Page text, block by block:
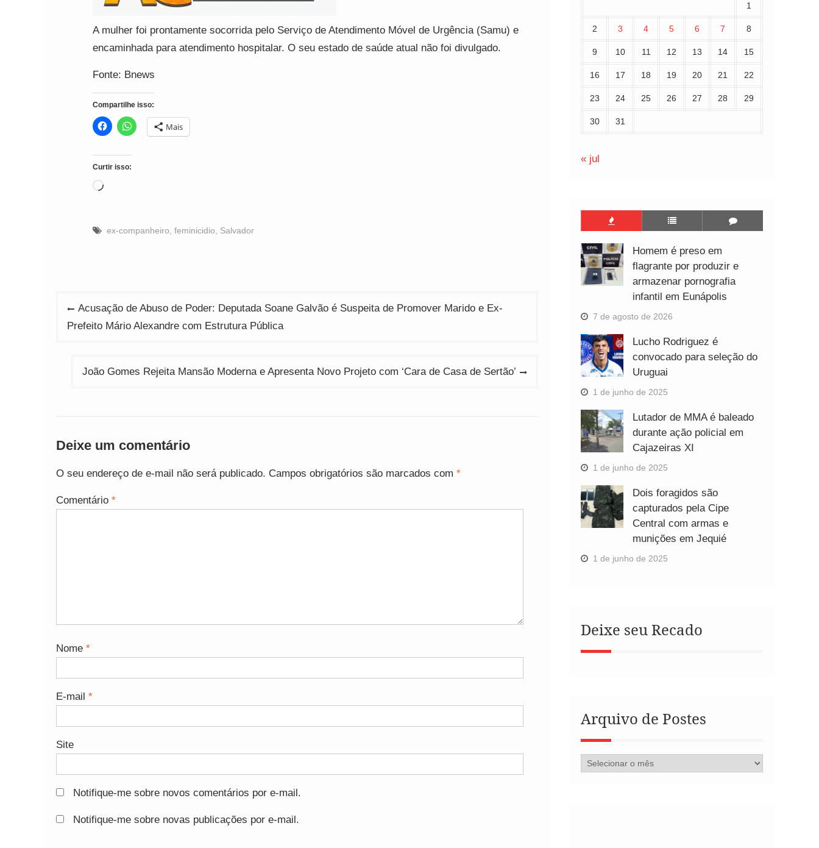
A mulher foi prontamente socorrida pelo Serviço de Atendimento Móvel de Urgência (Samu) e
encaminhada para atendimento hospitalar. O seu estado de saúde atual não foi divulgado.
Fonte: Bnews
Compartilhe isso:
Mais
Curtir isso:
Carregando...
ex-companheiro feminicidio Salvador
Navegação
de
Acusação de Abuso de Poder: Deputada Soane Galvão é Suspeita de Promover Marido e Ex-
Prefeito Mário Alexandre com Estrutura Pública
João Gomes Rejeita Mansão Moderna e Apresenta Novo Projeto com ‘Cara de Casa de Sertão’
Deixe um comentário
O seu endereço de e-mail não será publicado. Campos obrigatórios são marcados com *
Comentário *
Nome *
E-mail *
Site
Notifique-me sobre novos comentários por e-mail.
Notifique-me sobre novas publicações por e-mail.
1
2 3 4 5 6 7 8
9 10 11 12 13 14 15
16 17 18 19 20 21 22
23 24 25 26 27 28 29
30 31
« jul
Homem é preso em
flagrante por produzir e
armazenar pornografia
infantil em Eunápolis
7 de agosto de 2026
Lucho Rodriguez é
convocado para seleção do
Uruguai
1 de junho de 2025
Lutador de MMA é baleado
durante ação policial em
Cajazeiras XI
1 de junho de 2025
Dois foragidos são
capturados pela Cipe
Central com armas e
munições em Jequié
1 de junho de 2025
Deixe seu Recado
Arquivo de Postes
Arquivo